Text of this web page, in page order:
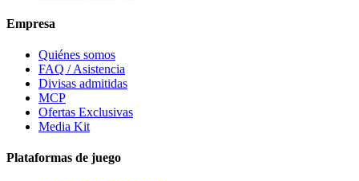
Empresa
Quiénes somos
FAQ / Asistencia
Divisas admitidas
MCP
Ofertas Exclusivas
Media Kit
Plataformas de juego